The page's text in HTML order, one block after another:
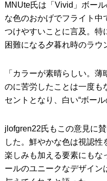
MNUte氏は「Vivid」ボー
な色のおかげでフライト中
つけやすいことに言及。特
困難になる夕暮れ時のラウ
「カラーが素晴らしい。
のに苦労したことは一度も
セントとなり、白い“ボー
jlofgren22氏もこの意見に
した。鮮やかな色は視認性
楽しみも加える要素にもな
ールのユニークなデザイン